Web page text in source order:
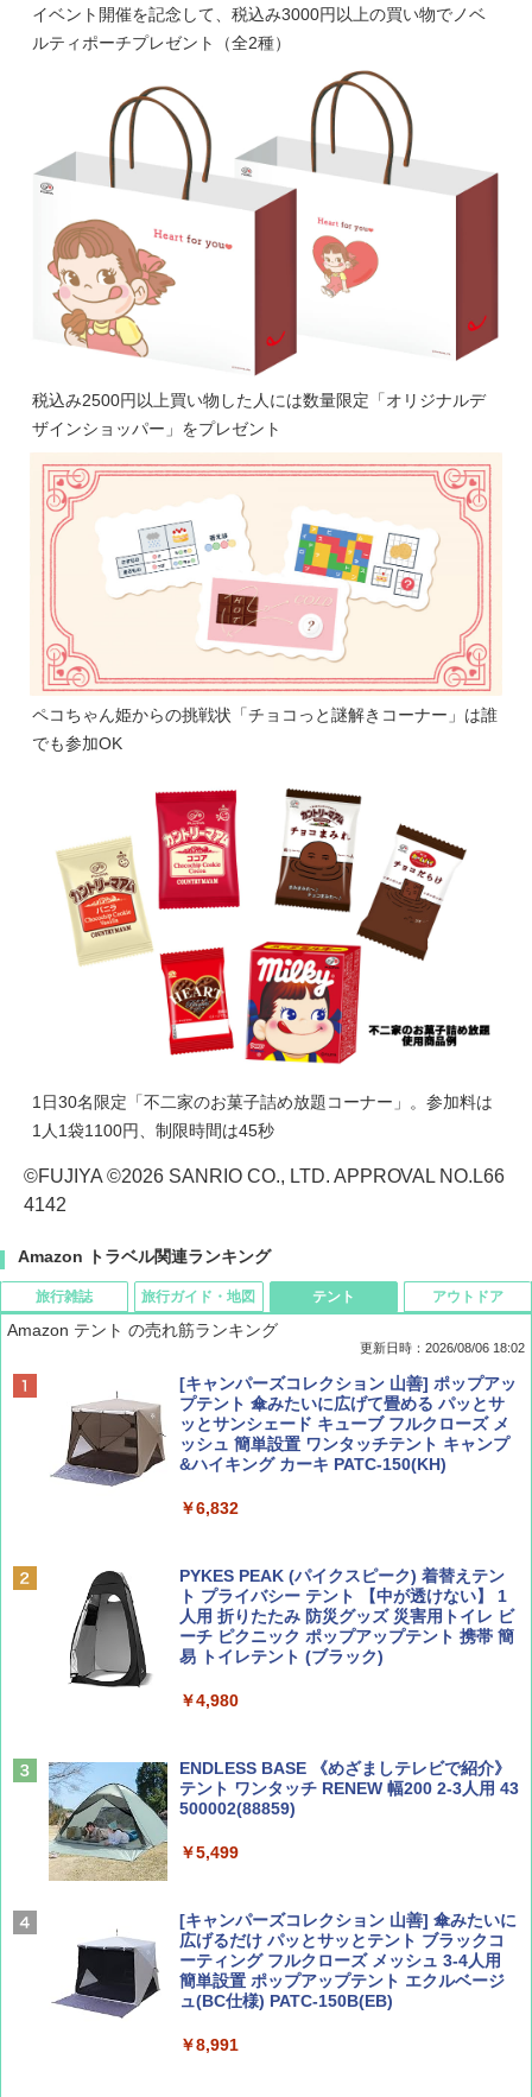
イベント開催を記念して、税込み3000円以上の買い物でノベ
ルティポーチプレゼント（全2種）
税込み2500円以上買い物した人には数量限定「オリジナルデ
ザインショッパー」をプレゼント
ペコちゃん姫からの挑戦状「チョコっと謎解きコーナー」は誰
でも参加OK
1日30名限定「不二家のお菓子詰め放題コーナー」。参加料は
1人1袋1100円、制限時間は45秒
©FUJIYA ©2026 SANRIO CO., LTD. APPROVAL NO.L66
4142
Amazon トラベル関連ランキング
旅行雑誌
ディズニーファン ２０２６年 ９月号 [雑
誌] (ＤＩＳＮＥＹ ＦＡＮ)
￥713
￥1,540
集】ボーイング110周年を祝して！
BE-PAL(ビ-パル) 2026年 9 月号【特別付録:
SOTO ミニマル"旅"財布 ランダム2種】
￥1,500
旅行ガイド・地図
D40 地球の歩き方 チェンマイ タイ北部の魅
力的な町 2026～2027 地球の歩き方D アジア
￥2,079
￥2,479
ァキア 2026～2027 地球の歩き方A ヨーロッ
￥2,277
新しい日本地理 地図・統計・移動から読み
解く (講談社現代新書)
￥1,540
テント
Amazon テント の売れ筋ランキング
更新日時：2026/08/06 18:02
[キャンパーズコレクション 山善] ポップアッ
プテント 傘みたいに広げて畳める パッとサ
ッとサンシェード キューブ フルクローズ メ
ッシュ 簡単設置 ワンタッチテント キャンプ
&ハイキング カーキ PATC-150(KH)
￥6,832
PYKES PEAK (パイクスピーク) 着替えテン
ト プライバシー テント 【中が透けない】 1
人用 折りたたみ 防災グッズ 災害用トイレ ビ
ーチ ピクニック ポップアップテント 携帯 簡
易 トイレテント (ブラック)
￥4,980
ENDLESS BASE 《めざましテレビで紹介》
テント ワンタッチ RENEW 幅200 2-3人用 43
500002(88859)
￥5,499
[キャンパーズコレクション 山善] 傘みたいに
広げるだけ パッとサッとテント ブラックコ
ーティング フルクローズ メッシュ 3-4人用
簡単設置 ポップアップテント エクルベージ
ュ(BC仕様) PATC-150B(EB)
￥8,991
アウトドア